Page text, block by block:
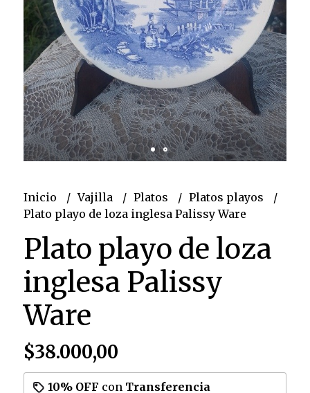
Inicio Vajilla Platos
Platos playos
Plato playo de loza inglesa Palissy Ware
Plato playo de loza
inglesa Palissy
Ware
$38.000,00
10% OFF con Transferencia